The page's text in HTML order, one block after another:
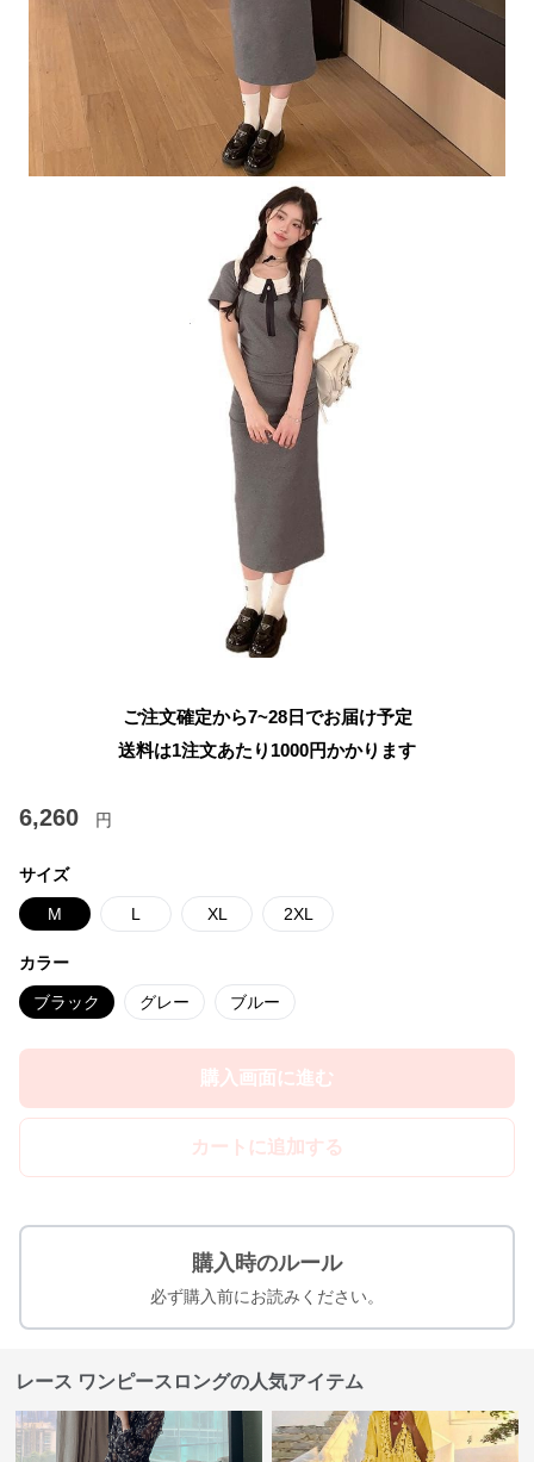
ご注文確定から7~28日でお届け予定
送料は1注文あたり 1000円かかります
6,260 円
サイズ
M L XL 2XL
カラー
ブラック グレー ブルー
購入画面に進む
カートに追加する
購入時のルール
必ず購入前にお読みください。
レース ワンピースロングの人気アイテム